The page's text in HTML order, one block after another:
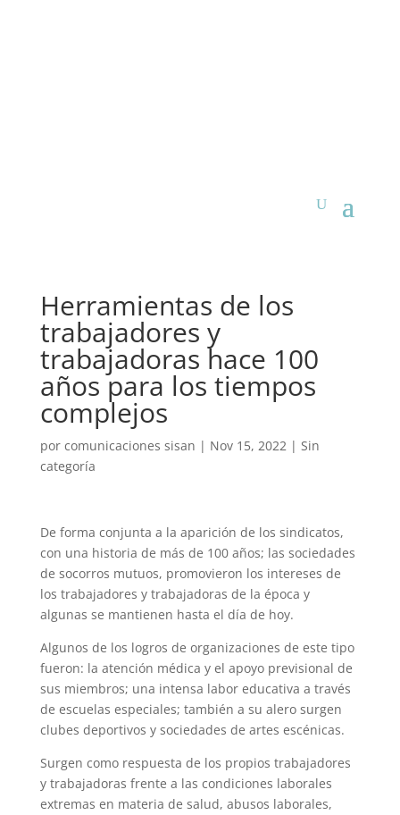
Herramientas de los
trabajadores y
trabajadoras hace 100
años para los tiempos
complejos
por comunicaciones sisan | Nov 15, 2022| Sin
categoría
De forma conjunta a la aparición de los sindicatos,
con una historia de más de 100 años; las sociedades
de socorros mutuos, promovieron los intereses de
los trabajadores y trabajadoras de la época y
algunas se mantienen hasta el día de hoy.
Algunos de los logros de organizaciones de este tipo
fueron: la atención médica y el apoyo previsional de
sus miembros; una intensa labor educativa a través
de escuelas especiales; también a su alero surgen
clubes deportivos y sociedades de artes escénicas.
Surgen como respuesta de los propios trabajadores
y trabajadoras frente a las condiciones laborales
extremas en materia de salud, abusos laborales,